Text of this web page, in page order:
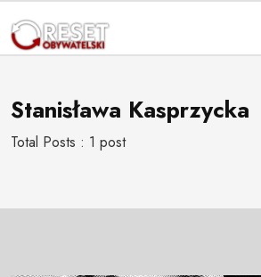
Stanisława Kasprzycka
Total Posts : 1 post